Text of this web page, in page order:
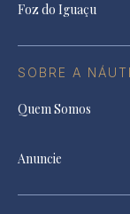
Foz do Iguaçu
SOBRE A
Quem Somos
Anuncie